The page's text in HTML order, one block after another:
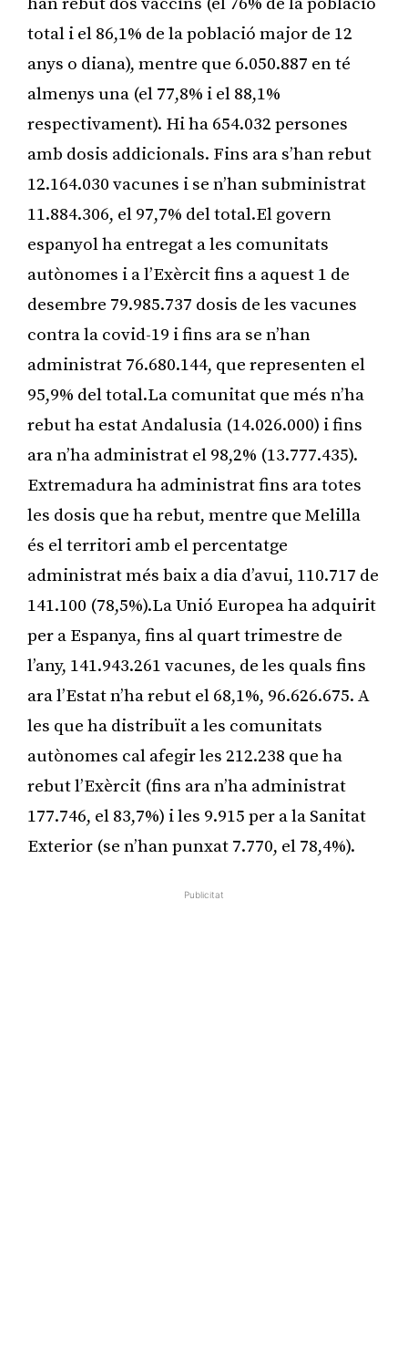
total i el 86,1% de la població major de 12
anys o diana), mentre que 6.050.887 en té
almenys una (el 77,8% i el 88,1%
respectivament). Hi ha 654.032 persones
amb dosis addicionals. Fins ara s’han rebut
12.164.030 vacunes i se n’han subministrat
11.884.306, el 97,7% del total.El govern
espanyol ha entregat a les comunitats
autònomes i a l’Exèrcit fins a aquest 1 de
desembre 79.985.737 dosis de les vacunes
contra la covid-19 i fins ara se n’han
administrat 76.680.144, que representen el
95,9% del total.La comunitat que més n’ha
rebut ha estat Andalusia (14.026.000) i fins
ara n’ha administrat el 98,2% (13.777.435).
Extremadura ha administrat fins ara totes
les dosis que ha rebut, mentre que Melilla
és el territori amb el percentatge
administrat més baix a dia d’avui, 110.717 de
141.100 (78,5%).La Unió Europea ha adquirit
per a Espanya, fins al quart trimestre de
l’any, 141.943.261 vacunes, de les quals fins
ara l’Estat n’ha rebut el 68,1%, 96.626.675. A
les que ha distribuït a les comunitats
autònomes cal afegir les 212.238 que ha
rebut l’Exèrcit (fins ara n’ha administrat
177.746, el 83,7%) i les 9.915 per a la Sanitat
Exterior (se n’han punxat 7.770, el 78,4%).
Publicitat